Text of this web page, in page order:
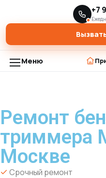
Модели триммеров ›
Ремонт бензинового триммера
+7
Меню
Ремонт
триммера
Москве
Срочный ремонт